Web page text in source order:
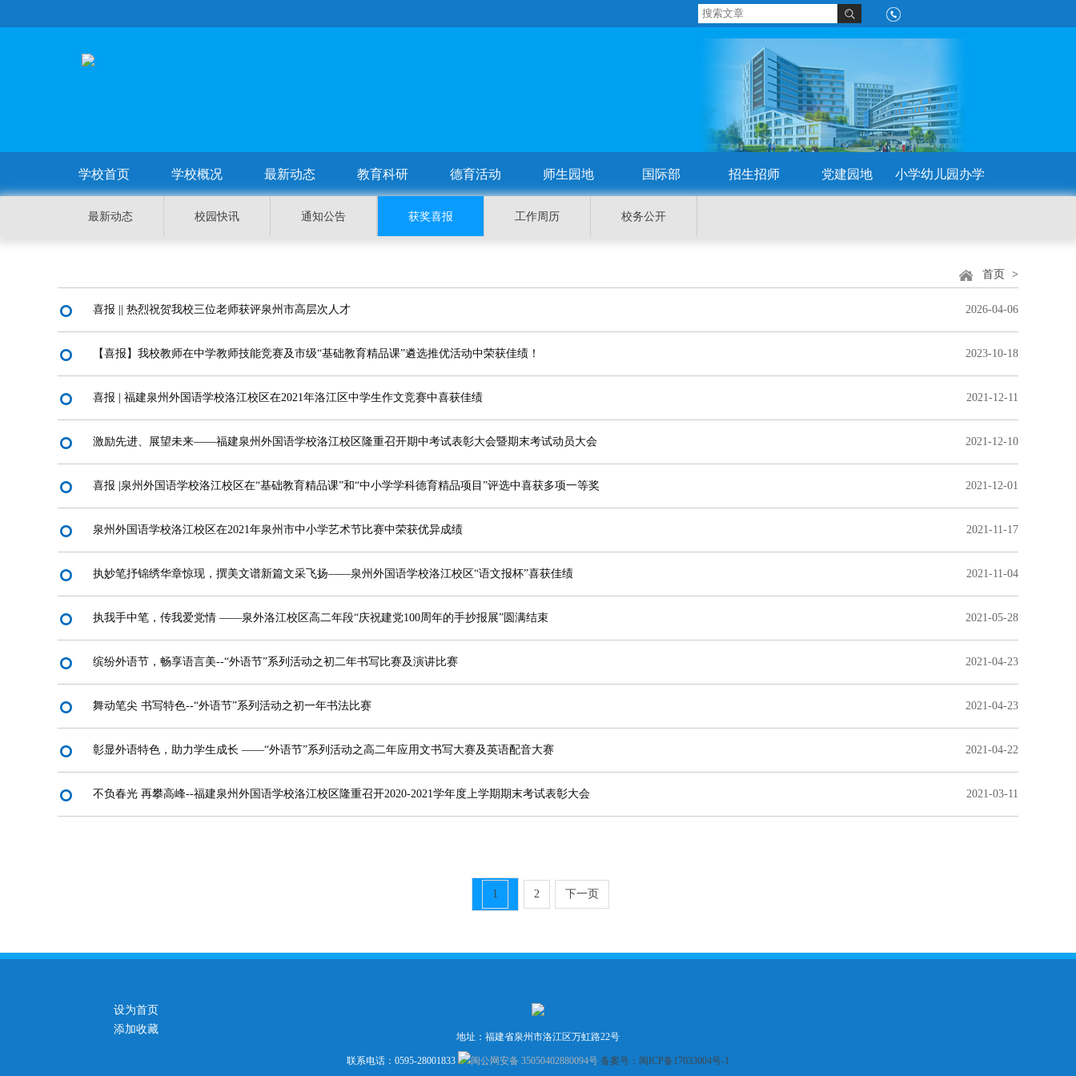
学校首页 学校概况 最新动态 教育科研 德育活动 师生园地 国际部 招生招师 党建园地 小学幼儿园办学
最新动态 校园快讯 通知公告 获奖喜报 工作周历 校务公开
首页 >
喜报 || 热烈祝贺我校三位老师获评泉州市高层次人才 2026-04-06
【喜报】我校教师在中学教师技能竞赛及市级“基础教育精品课”遴选推优活动中荣获佳绩！ 2023-10-18
喜报 | 福建泉州外国语学校洛江校区在2021年洛江区中学生作文竞赛中喜获佳绩 2021-12-11
激励先进、展望未来——福建泉州外国语学校洛江校区隆重召开期中考试表彰大会暨期末考试动员大会 2021-12-10
喜报 |泉州外国语学校洛江校区在“基础教育精品课”和“中小学学科德育精品项目”评选中喜获多项一等奖 2021-12-01
泉州外国语学校洛江校区在2021年泉州市中小学艺术节比赛中荣获优异成绩 2021-11-17
执妙笔抒锦绣华章惊现，撰美文谱新篇文采飞扬——泉州外国语学校洛江校区“语文报杯”喜获佳绩 2021-11-04
执我手中笔，传我爱党情 ——泉外洛江校区高二年段“庆祝建党100周年的手抄报展”圆满结束 2021-05-28
缤纷外语节，畅享语言美--“外语节”系列活动之初二年书写比赛及演讲比赛 2021-04-23
舞动笔尖 书写特色--“外语节”系列活动之初一年书法比赛 2021-04-23
彰显外语特色，助力学生成长 ——“外语节”系列活动之高二年应用文书写大赛及英语配音大赛 2021-04-22
不负春光 再攀高峰--福建泉州外国语学校洛江校区隆重召开2020-2021学年度上学期期末考试表彰大会 2021-03-11
1 2 下一页
设为首页
添加收藏
地址：福建省泉州市洛江区万虹路22号
联系电话：0595-28001833 闽公网安备 35050402880094号 备案号：闽ICP备17033004号-1